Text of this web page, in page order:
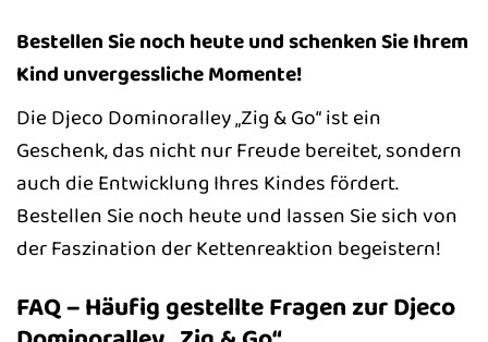
Bestellen Sie noch heute und schenken Sie Ihrem
Kind unvergessliche Momente!
Die Djeco Dominoralley „Zig & Go“ ist ein
Geschenk, das nicht nur Freude bereitet, sondern
auch die Entwicklung Ihres Kindes fördert.
Bestellen Sie noch heute und lassen Sie sich von
der Faszination der Kettenreaktion begeistern!
FAQ – Häufig gestellte Fragen zur Djeco